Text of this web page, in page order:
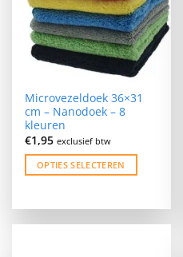
kan
gekozen
worden
productpagina
Microvezeldoek 36×31
cm – Nanodoek – 8
kleuren
€1,95 exclusief btw
OPTIES SELECTEREN